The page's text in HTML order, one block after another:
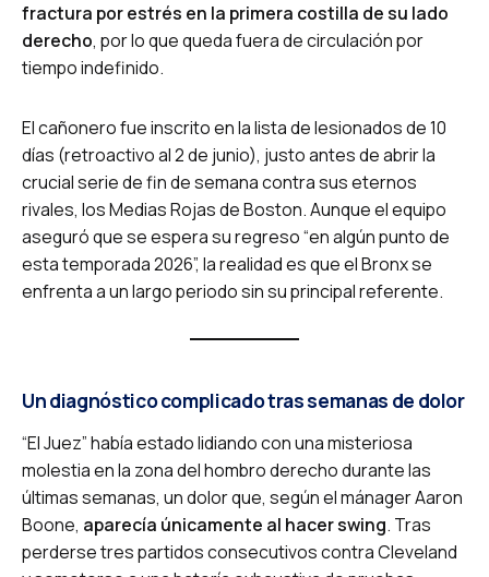
fractura por estrés en la primera costilla de su lado
derecho, por lo que queda fuera de circulación por
tiempo indefinido.
El cañonero fue inscrito en la lista de lesionados de 10
días (retroactivo al 2 de junio), justo antes de abrir la
crucial serie de fin de semana contra sus eternos
rivales, los Medias Rojas de Boston. Aunque el equipo
aseguró que se espera su regreso “en algún punto de
esta temporada 2026”, la realidad es que el Bronx se
enfrenta a un largo periodo sin su principal referente.
Un diagnóstico complicado tras semanas de dolor
“El Juez” había estado lidiando con una misteriosa
molestia en la zona del hombro derecho durante las
últimas semanas, un dolor que, según el mánager Aaron
Boone, aparecía únicamente al hacer swing. Tras
perderse tres partidos consecutivos contra Cleveland